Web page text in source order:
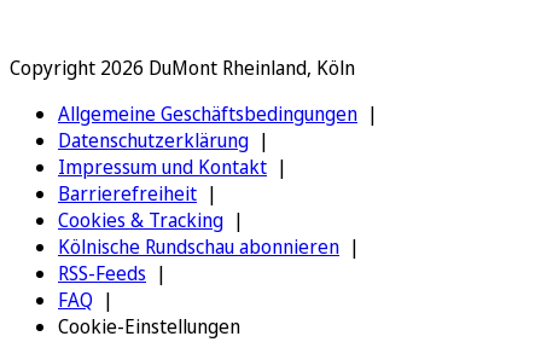
Copyright 2026 DuMont Rheinland, Köln
Allgemeine Geschäftsbedingungen
Datenschutzerklärung
Impressum und Kontakt
Barrierefreiheit
Cookies & Tracking
Kölnische Rundschau abonnieren
RSS-Feeds
FAQ
Cookie-Einstellungen